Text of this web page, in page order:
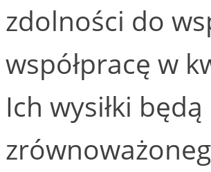
zdolności do
współpracę w
Ich wysiłki